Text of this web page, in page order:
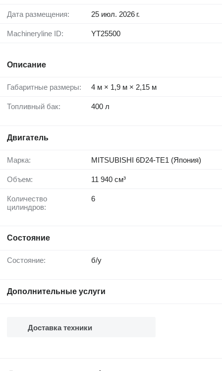
Дата размещения: 25 июл. 2026 г.
Machineryline ID: YT25500
Описание
Габаритные размеры: 4 м × 1,9 м × 2,15 м
Топливный бак: 400 л
Двигатель
Марка: MITSUBISHI 6D24-TE1 (Япония)
Объем: 11 940 см³
Количество
цилиндров:
6
Состояние
Состояние: б/у
Дополнительные услуги
Доставка техники